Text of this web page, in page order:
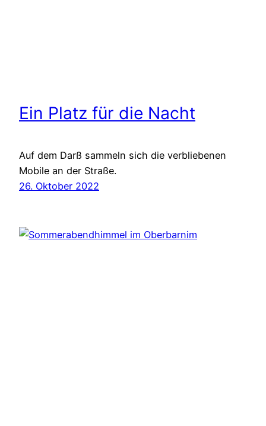
Ein Platz für die Nacht
Auf dem Darß sammeln sich die verbliebenen
Mobile an der Straße.
26. Oktober 2022